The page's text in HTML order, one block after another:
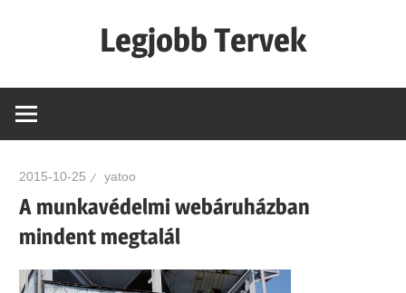
Legjobb Tervek
mindig
jó
tervünk…!
2015-10-25 yatoo
A munkavédelmi webáruházban
mindent megtalál